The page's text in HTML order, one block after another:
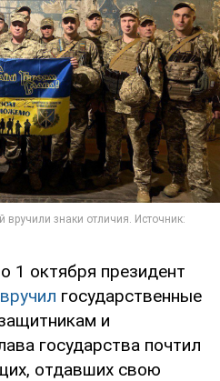
1 октября президент
вручил государственные
и
государства почтил
отдавших свою